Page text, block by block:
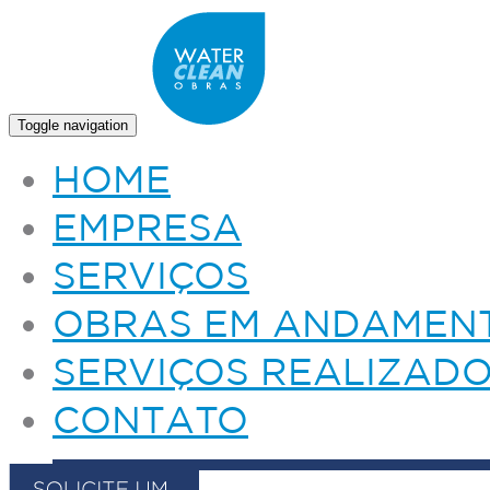
Toggle navigation
HOME
EMPRESA
SERVIÇOS
OBRAS EM
SERVIÇOS
CONTATO